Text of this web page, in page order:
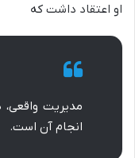
او اعتقاد داشت که
مدیریت واقعی،
انجام آن است.